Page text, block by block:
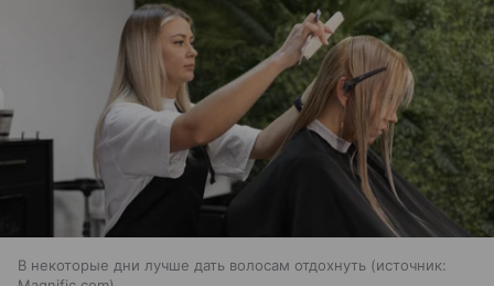
В некоторые дни лучше дать волосам отдохнуть
источник: